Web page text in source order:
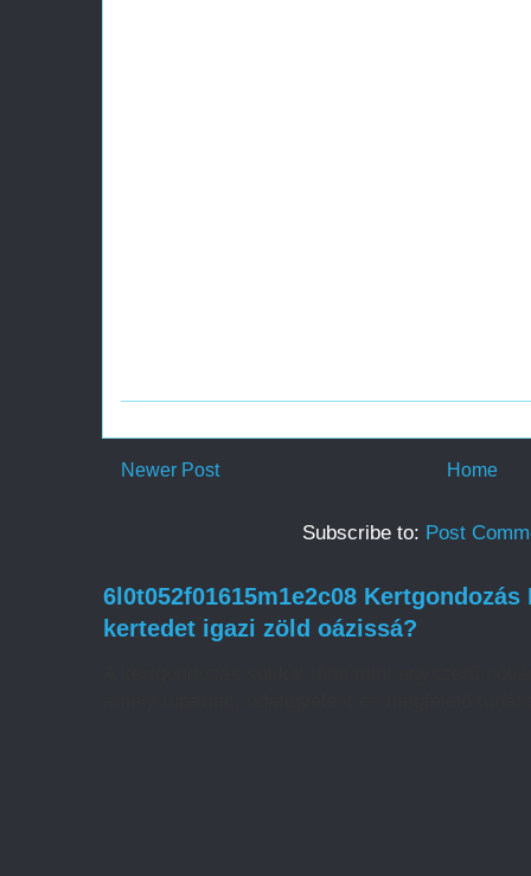
Newer Post Home
Subscribe to: Post
6l0t052f01615m1e2c08
kertedet igazi zöld oázissá?